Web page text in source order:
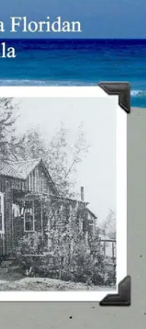
lukujen
Worth-Lantanan
pärjää suomen kielellä,
ja
ovat isänmaallisempia,
ja tangoa, leipoivat nisua ja
Lake Worth–Lantana
minne muodostui
milloin ensimmäiset
Mitä niille tapahtui ajan
on kirjoitettu
panos Floridan
Tämän kirjan myötä
Viidakkojen raivaajat,
suurkaupunkien
taiteilijat, piiat ja
siirtolaiset ja heidän
ja kehitykseen.
toisen
omana erillisenä
lukijan mielenkiinnon
suomalaisten